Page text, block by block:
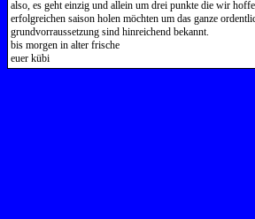
also, es geht einzig und allein um drei punkte die wir
erfolgreichen saison holen möchten um das ganze
grundvorraussetzung sind hinreichend bekannt.
bis morgen in alter frische
euer kübi